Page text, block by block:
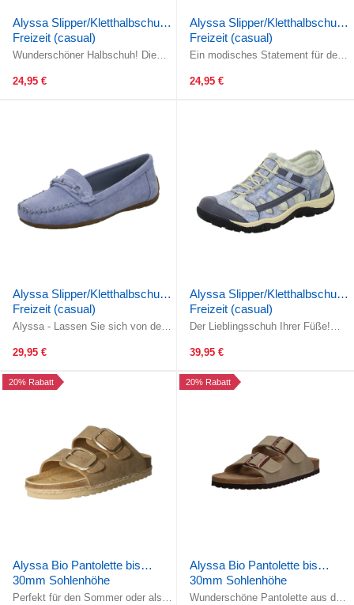
Alyssa Slipper/Kletthalbschuh
Freizeit (casual)
Wunderschöner Halbschuh! Die
des Einstiegs ermöglicht ein ...
24,95 €
Alyssa Slipper/Kletthalbschuh
Freizeit (casual)
Ein modisches Statement für den
ein echtes Highlight! Gefertigt ...
24,95 €
Alyssa Slipper/Kletthalbschuh
Freizeit (casual)
Alyssa - Lassen Sie sich von der
überzeugen! Gefertigt aus ...
29,95 €
Alyssa Slipper/Kletthalbschuh
Freizeit (casual)
Der Lieblingsschuh Ihrer Füße!
Grundton blauem und
39,95 €
20% Rabatt
Alyssa Bio Pantolette bis
30mm Sohlenhöhe
Perfekt für den Sommer oder als
20% Rabatt
Alyssa Bio Pantolette bis
30mm Sohlenhöhe
Wunderschöne Pantolette aus dem